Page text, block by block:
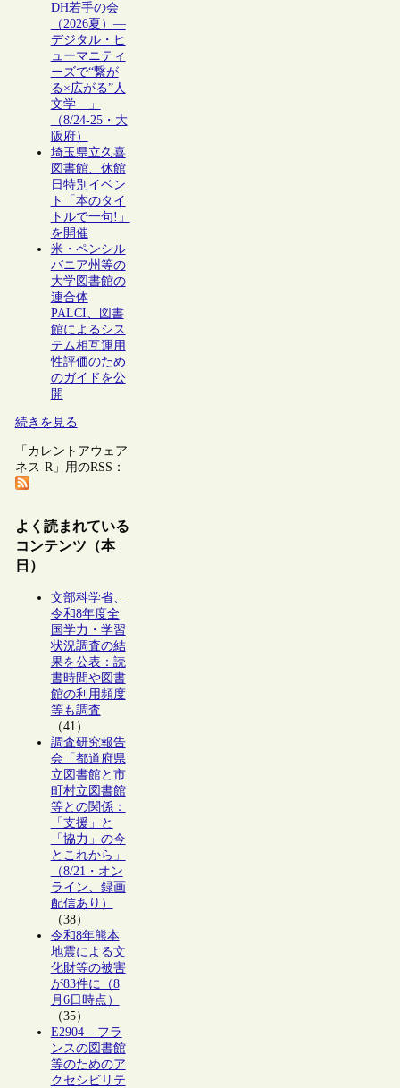
DH若手の会
（2026夏）―
デジタル・ヒ
ューマニティ
ーズで“繋が
る×広がる”人
文学―」
（8/24-25・大
阪府）
埼玉県立久喜
図書館、休館
日特別イベン
ト「本のタイ
トルで一句!」
を開催
米・ペンシル
バニア州等の
大学図書館の
連合体
PALCI、図書
館によるシス
テム相互運用
性評価のため
のガイドを公
開
続きを見る
「カレントアウェア
ネス-R」用のRSS：
よく読まれている
コンテンツ（本
日）
文部科学省、
令和8年度全
国学力・学習
状況調査の結
果を公表：読
書時間や図書
館の利用頻度
等も調査
（41）
調査研究報告
会「都道府県
立図書館と市
町村立図書館
等との関係：
「支援」と
「協力」の今
とこれから」
（8/21・オン
ライン、録画
配信あり）
（38）
令和8年熊本
地震による文
化財等の被害
が83件に（8
月6日時点）
（35）
E2904 – フラ
ンスの図書館
等のためのア
クセシビリテ